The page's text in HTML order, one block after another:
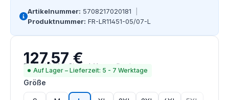
Artikelnummer: 5708217020181
Produktnummer: FR-LR11451-05/07-L
Regulärer Preis:
127,57 €
Preise inkl. MwSt. zzgl. Versandkosten
Auf Lager – Lieferzeit: 5 - 7 Werktage
Größe